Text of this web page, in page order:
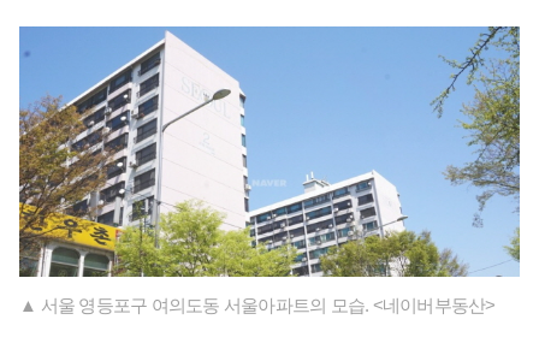
▲ 서울 영등포구 여의도동 서울아파트의 모습. <네이버부동산>